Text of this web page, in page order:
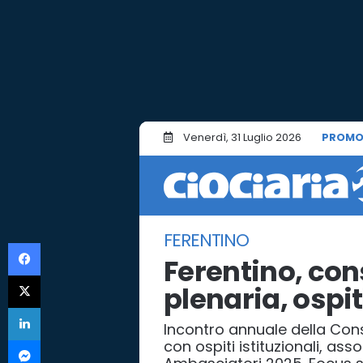
Venerdì, 31 Luglio 2026
FERENTINO
Ferentino,
plenaria,
Incontro annuale della
con ospiti istituzionali,